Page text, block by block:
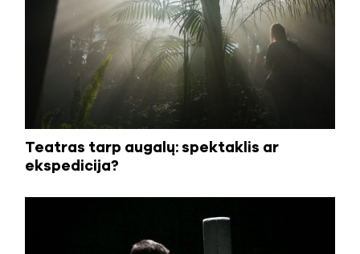
Teatras tarp augalų: spektaklis ar
ekspedicija?